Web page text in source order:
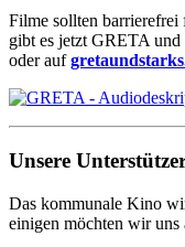
Filme sollten barrierefrei
gibt es jetzt GRETA
oder auf
Unsere
Das kommunale Kino
einigen möchten wir uns